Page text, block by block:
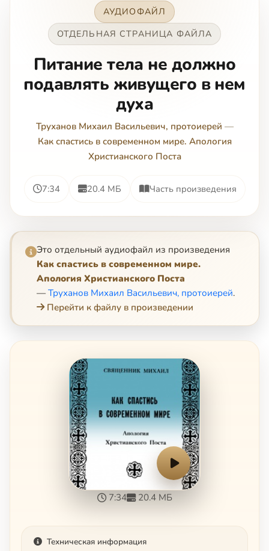
АУДИОФАЙЛ
ОТДЕЛЬНАЯ СТРАНИЦА ФАЙЛА
Питание тела не должно
подавлять живущего в нем
духа
Труханов Михаил Васильевич, протоиерей —
Как спастись в современном мире. Апология
Христианского Поста
7:34 20.4 МБ Часть произведения
Это отдельный аудиофайл из произведения
Как спастись в современном мире.
Апология Христианского Поста
— Труханов Михаил Васильевич, протоиерей.
Перейти к файлу в произведении
7:34 20.4 МБ
Техническая информация